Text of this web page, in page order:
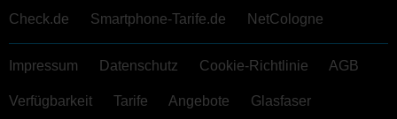
Check.de Smartphone-Tarife.de NetCologne
Impressum Datenschutz Cookie-Richtlinie AGB
Verfügbarkeit Tarife Angebote Glasfaser